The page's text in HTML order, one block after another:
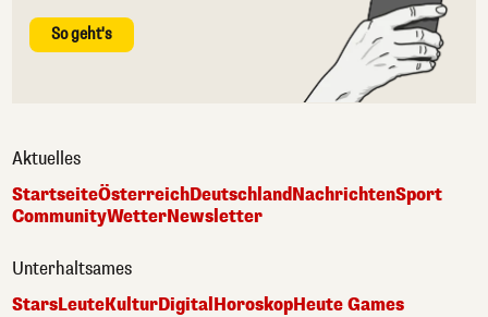
So geht's
Aktuelles
StartseiteÖsterreichDeutschlandNachrichtenSport
CommunityWetterNewsletter
Unterhaltsames
StarsLeuteKulturDigital HoroskopHeute Games